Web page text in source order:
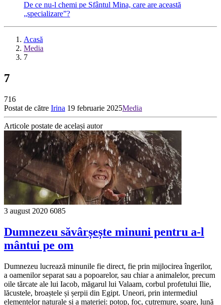
De ce nu-l chemi pe Sfântul Mina, care are această
„specializare”?
Acasă
Media
7
7
716
Postat de către Irina 19 februarie 2025Media
Articole postate de același autor
3 august 2020 6085
Dumnezeu săvârșește minuni pentru a-l
mântui pe om
Dumnezeu lucrează minunile fie direct, fie prin mijlocirea îngerilor,
a oamenilor separat sau a popoarelor, sau chiar a animalelor, precum
oile tărcate ale lui Iacob, măgarul lui Valaam, corbul profetului Ilie,
lăcustele, broaștele și șerpii din Egipt. Uneori, prin intermediul
elementelor naturale și a materiei: potop, foc, cutremure, soare, lună